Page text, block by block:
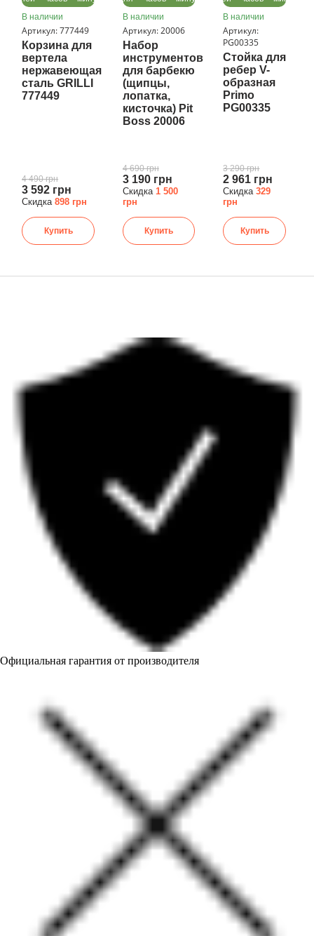
В наличии
Артикул: 777449
Корзина для
вертела
нержавеющая
сталь GRILLI
777449
4 490 грн
3 592 грн
Скидка898 грн
Купить
В наличии
Артикул: 20006
Набор
инструментов
для барбекю
(щипцы,
лопатка,
кисточка) Pit
Boss 20006
4 690 грн
3 190 грн
Скидка 1 500
грн
Купить
В наличии
Артикул:
PG00335
Стойка для
ребер V-
образная
Primo
PG00335
3 290 грн
2 961 грн
Скидка329
грн
Купить
Официальная гарантия от производителя